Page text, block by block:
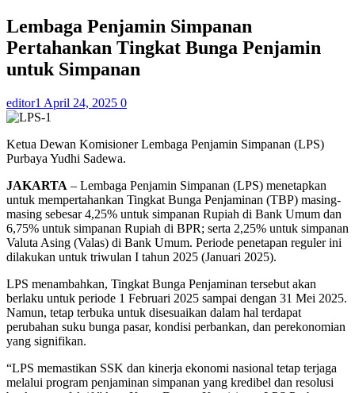
Lembaga Penjamin Simpanan
Pertahankan Tingkat Bunga Penjamin
untuk Simpanan
editor1 April 24, 2025 0
Ketua Dewan Komisioner Lembaga Penjamin Simpanan (LPS)
Purbaya Yudhi Sadewa.
JAKARTA – Lembaga Penjamin Simpanan (LPS) menetapkan
untuk mempertahankan Tingkat Bunga Penjaminan (TBP) masing-
masing sebesar 4,25% untuk simpanan Rupiah di Bank Umum dan
6,75% untuk simpanan Rupiah di BPR; serta 2,25% untuk simpanan
Valuta Asing (Valas) di Bank Umum. Periode penetapan reguler ini
dilakukan untuk triwulan I tahun 2025 (Januari 2025).
LPS menambahkan, Tingkat Bunga Penjaminan tersebut akan
berlaku untuk periode 1 Februari 2025 sampai dengan 31 Mei 2025.
Namun, tetap terbuka untuk disesuaikan dalam hal terdapat
perubahan suku bunga pasar, kondisi perbankan, dan perekonomian
yang signifikan.
“LPS memastikan SSK dan kinerja ekonomi nasional tetap terjaga
melalui program penjaminan simpanan yang kredibel dan resolusi